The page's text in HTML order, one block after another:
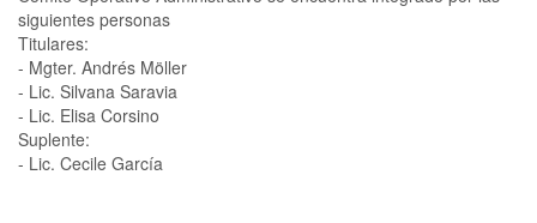
siguientes personas
Titulares:
- Mgter. Andrés Möller
- Lic. Silvana Saravia
- Lic. Elisa Corsino
Suplente:
- Lic. Cecile García